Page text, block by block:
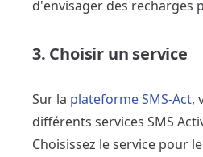
d'envisager des recharges
3. Choisir un service
Sur la plateforme SMS-Act,
différents services SMS
Choisissez le service pour